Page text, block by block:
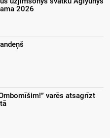
2026
varēs atsagrīzt